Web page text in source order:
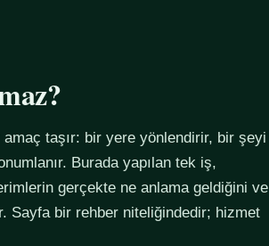
taşır: bir yere yönlendirir, bir şeyi
Burada yapılan tek iş,
gerçekte ne anlama geldiğini ve
Sayfa bir rehber niteliğindedir; hizmet